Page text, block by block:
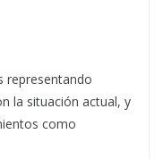
representando
la situación actual, y
como